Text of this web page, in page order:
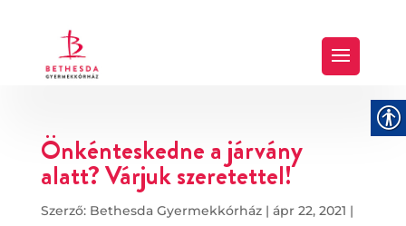
Önkénteskedne a járvány
alatt? Várjuk szeretettel!
Szerző: Bethesda Gyermekkórház| ápr 22, 2021 |